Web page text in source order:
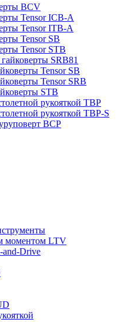
BCV
Tensor ICB-A
Tensor ITB-A
Tensor SB
Tensor STB
SRB81
Tensor SB
Tensor SRB
STB
рукояткой TBP
рукояткой TBP-S
BCP
моментом LTV
and-Drive